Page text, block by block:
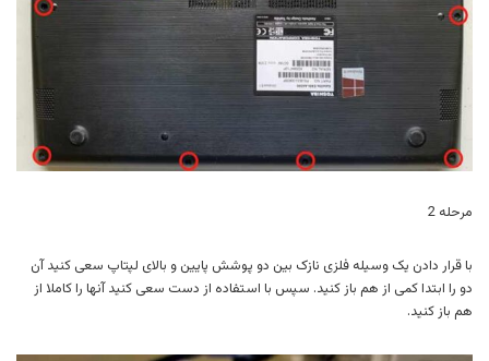
مرحله 2
با قرار دادن یک وسیله فلزی نازک بین دو پوشش پایین و بالای لپتاپ سعی کنید آن
دو را ابتدا کمی از هم باز کنید. سپس با استفاده از دست سعی کنید آنها را کاملا از
هم باز کنید.